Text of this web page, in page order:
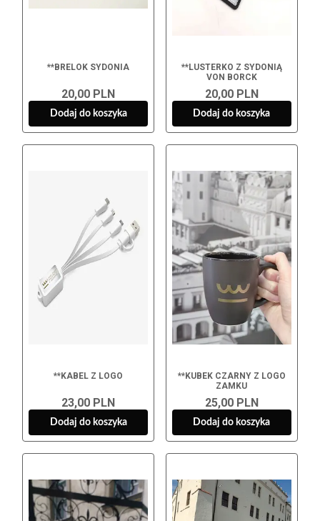
**BRELOK SYDONIA
20,00 PLN
Dodaj do koszyka
**LUSTERKO Z SYDONIĄ
VON BORCK
20,00 PLN
Dodaj do koszyka
**KABEL Z LOGO
23,00 PLN
Dodaj do koszyka
**KUBEK CZARNY Z LOGO
ZAMKU
25,00 PLN
Dodaj do koszyka